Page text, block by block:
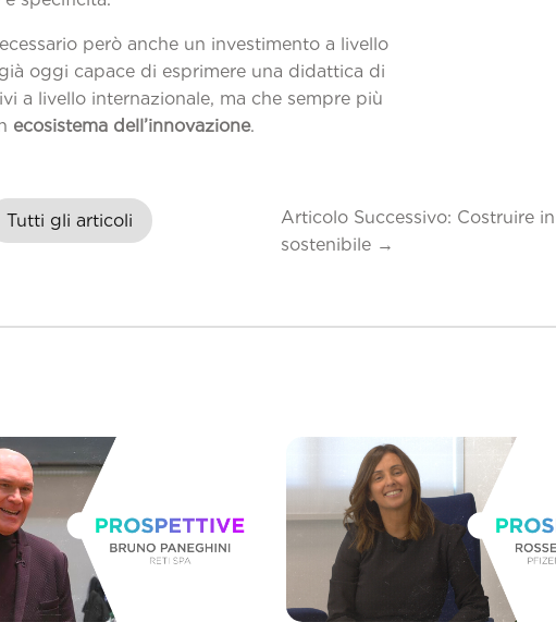
però anche un investimento a livello
oggi capace di esprimere una didattica di
a livello internazionale, ma che sempre più
ecosistema dell’innovazione.
Tutti gli articoli
Articolo Successivo: Costruire
sostenibile →